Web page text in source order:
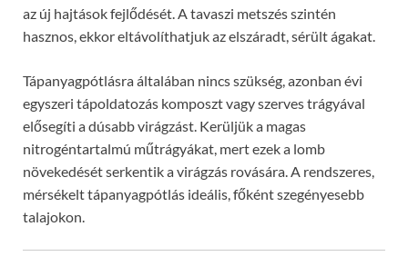
az új hajtások fejlődését. A tavaszi metszés szintén
hasznos, ekkor eltávolíthatjuk az elszáradt, sérült ágakat.
Tápanyagpótlásra általában nincs szükség, azonban évi
egyszeri tápoldatozás komposzt vagy szerves trágyával
elősegíti a dúsabb virágzást. Kerüljük a magas
nitrogéntartalmú műtrágyákat, mert ezek a lomb
növekedését serkentik a virágzás rovására. A rendszeres,
mérsékelt tápanyagpótlás ideális, főként szegényesebb
talajokon.